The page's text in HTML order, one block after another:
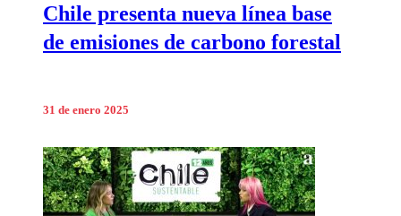
Chile presenta nueva línea base
de emisiones de carbono forestal
31 de enero 2025